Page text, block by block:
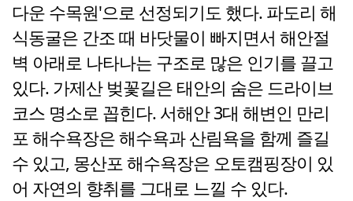
다운 수목원'으로 선정되기도 했다. 파도리 해
식동굴은 간조 때 바닷물이 빠지면서 해안절
벽 아래로 나타나는 구조로 많은 인기를 끌고
있다. 가제산 벚꽃길은 태안의 숨은 드라이브
코스 명소로 꼽힌다. 서해안 3대 해변인 만리
포 해수욕장은 해수욕과 산림욕을 함께 즐길
수 있고, 몽산포 해수욕장은 오토캠핑장이 있
어 자연의 향취를 그대로 느낄 수 있다.